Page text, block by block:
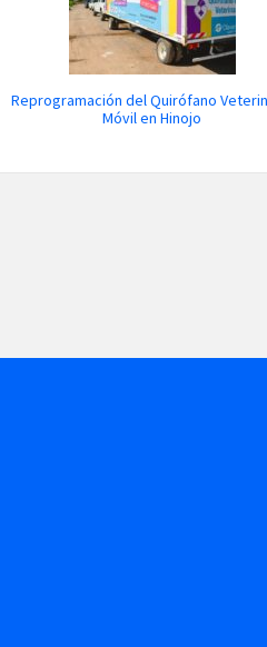
Reprogramación del Quirófano
Móvil en Hinojo